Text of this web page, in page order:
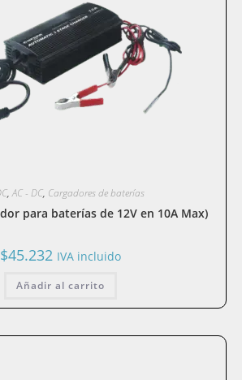
,AC - DC, Cargadores de baterías
para baterías de 12V en 10A Max)
$45.232 IVA incluido
Añadir al carrito